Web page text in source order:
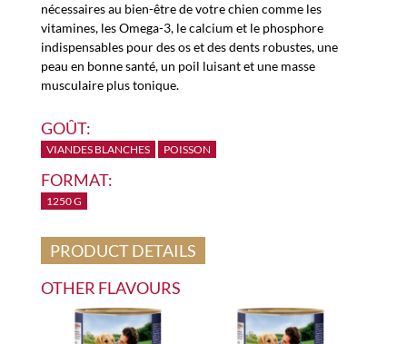
nécessaires au bien-être de votre chien comme les
vitamines, les Omega-3, le calcium et le phosphore
indispensables pour des os et des dents robustes, une
peau en bonne santé, un poil luisant et une masse
musculaire plus tonique.
GOÛT:
VIANDES BLANCHES POISSON
FORMAT:
1250 G
PRODUCT DETAILS
OTHER FLAVOURS